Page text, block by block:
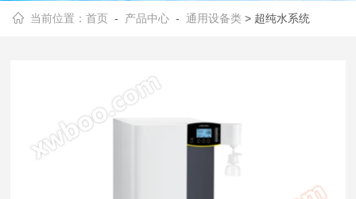
当前位置：首页 - 产品中心 -通用设备类 > 超纯水系统